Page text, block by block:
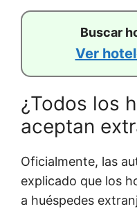
Buscar
Ver
¿Todos los
aceptan
Oficialmente, las
explicado que los
a huéspedes